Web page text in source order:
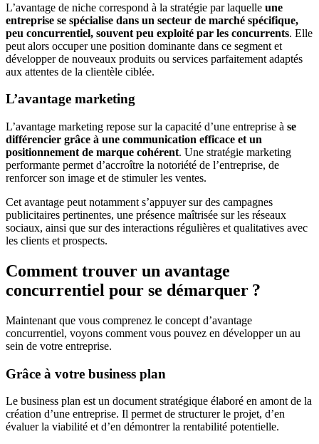
L’avantage de niche correspond à la stratégie par laquelle une
entreprise se spécialise dans un secteur de marché spécifique,
peu concurrentiel, souvent peu exploité par les concurrents. Elle
peut alors occuper une position dominante dans ce segment et
développer de nouveaux produits ou services parfaitement adaptés
aux attentes de la clientèle ciblée.
L’avantage marketing
L’avantage marketing repose sur la capacité d’une entreprise à se
différencier grâce à une communication efficace et un
positionnement de marque cohérent. Une stratégie marketing
performante permet d’accroître la notoriété de l’entreprise, de
renforcer son image et de stimuler les ventes.
Cet avantage peut notamment s’appuyer sur des campagnes
publicitaires pertinentes, une présence maîtrisée sur les réseaux
sociaux, ainsi que sur des interactions régulières et qualitatives avec
les clients et prospects.
Comment trouver un avantage
concurrentiel pour se démarquer ?
Maintenant que vous comprenez le concept d’avantage
concurrentiel, voyons comment vous pouvez en développer un au
sein de votre entreprise.
Grâce à votre business plan
Le business plan est un document stratégique élaboré en amont de la
création d’une entreprise. Il permet de structurer le projet, d’en
évaluer la viabilité et d’en démontrer la rentabilité potentielle.